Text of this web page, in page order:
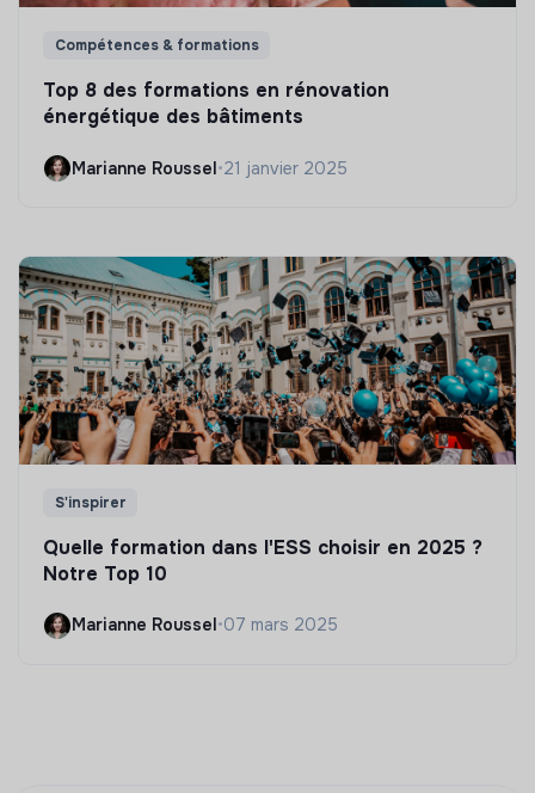
Compétences & formations
Top 8 des formations en rénovation
énergétique des bâtiments
Marianne Roussel•21 janvier 2025
S'inspirer
Quelle formation dans l'ESS choisir en 2025 ?
Notre Top 10
Marianne Roussel •07 mars 2025